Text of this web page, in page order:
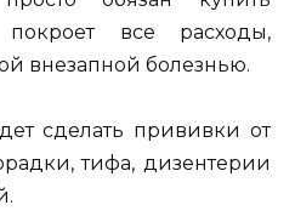
покроет все расходы,
внезапной болезнью.
сделать прививки от
тифа, дизентерии